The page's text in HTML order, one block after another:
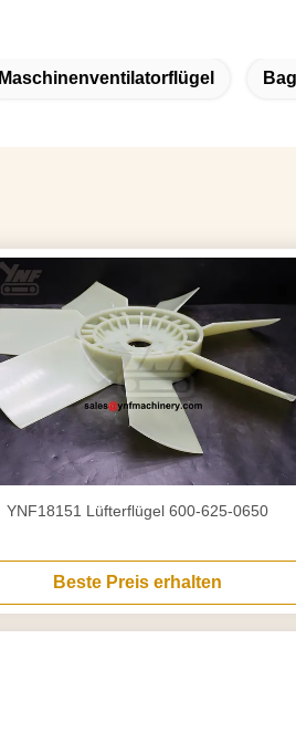
Maschinenventilatorflügel
YNF18151 Lüfterflügel 600-625-0650
Beste Preis erhalten